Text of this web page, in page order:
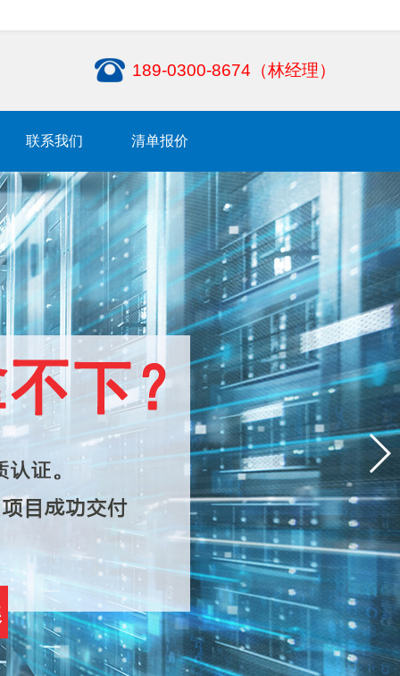
189-0300-8674（林经理）
联系我们 清单报价